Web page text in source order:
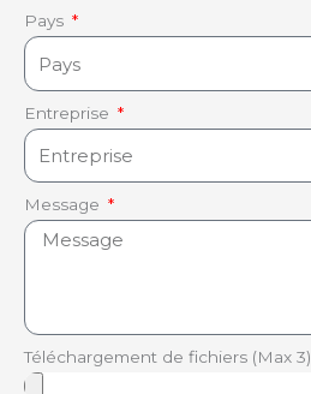
Pays
Entreprise
Message
Téléchargement de fichiers (Max 3)